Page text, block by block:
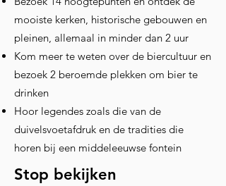
mooiste kerken, historische gebouwen en
pleinen, allemaal in minder dan 2 uur
Kom meer te weten over de biercultuur en
bezoek 2 beroemde plekken om bier te
drinken
Hoor legendes zoals die van de
duivelsvoetafdruk en de tradities die
horen bij een middeleeuwse fontein
Stop bekijken